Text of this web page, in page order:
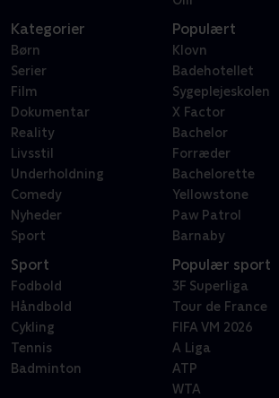
Kategorier
Børn
Serier
Film
Dokumentar
Reality
Livsstil
Underholdning
Comedy
Nyheder
Sport
Populært
Klovn
Badehotellet
Sygeplejeskolen
X Factor
Bachelor
Forræder
Bachelorette
Yellowstone
Paw Patrol
Barnaby
Sport
Fodbold
Håndbold
Cykling
Tennis
Badminton
Populær sport
3F Superliga
Tour de France
FIFA VM 2026
A Liga
ATP
WTA